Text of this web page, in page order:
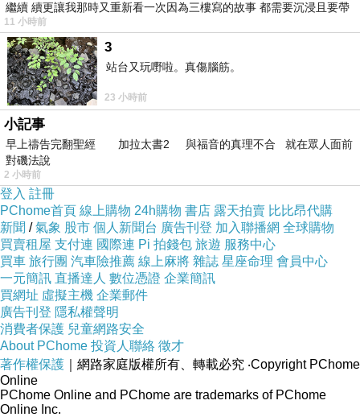
開朗又幹練的川原由加利，與身為醫院研究員的男友小出
桔平，
即將邁入第五年同居，看似平凡溫馨的生活，
卻因一起腦出血意外，被硬生生打碎──
而她發現桔平的職業、證件，甚至連名字都是假造的。
昏迷不醒的桔平無法回答由加利的滿心疑問，
為了查明真相，她委託私家偵探海原展開調查，
但能稱之為線索的，只有幾張照片，
以及桔平所寫卻隱藏起來的一本小說。
他為何隱姓埋名、欺騙了自己這麼多年？
所有甜蜜的背後，竟是一道道謊言堆砌？
儘管一切端倪都直指那個令人椎心刺骨的事實，由加利仍
執意挖掘下去，
跟隨著桔平的文字，一步步探索他的過去……
繼續 續更讓我那時又重新看一次因為三樓寫的故事 都需要沉浸且要帶
有
11 小時前
3
站台又玩嘢啦。真傷腦筋。
23 小時前
小記事
早上禱告完翻聖經 加拉太書2 與福音的真理不合 就在眾人面前
對磯法說
2 小時前
登入 註冊
PChome首頁 線上購物 24h購物 書店 露天拍賣 比比昂代購
新聞 /氣象 股市 個人新聞台 廣告刊登 加入聯播網 全球購物
買賣租屋 支付連 國際連 Pi 拍錢包 旅遊 服務中心
買車 旅行團 汽車險推薦 線上麻將 雜誌 星座命理 會員中心
一元簡訊 直播達人 數位憑證 企業簡訊
買網址 虛擬主機 企業郵件
廣告刊登 隱私權聲明
消費者保護 兒童網路安全
About PChome 投資人聯絡 徵才
著作權保護 ｜網路家庭版權所有、轉載必究 ‧Copyright PChome
Online
PChome Online and PChome are trademarks of PChome
Online Inc.